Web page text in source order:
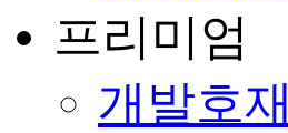
프리미엄
개발호재